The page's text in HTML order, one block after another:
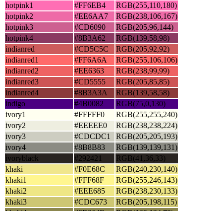
hotpink1
#FF6EB4
RGB(255,110,180)
hotpink2
#EE6AA7
RGB(238,106,167)
hotpink3
#CD6090
RGB(205,96,144)
hotpink4
#8B3A62
RGB(139,58,98)
indianred
#CD5C5C
RGB(205,92,92)
indianred1
#FF6A6A
RGB(255,106,106)
indianred2
#EE6363
RGB(238,99,99)
indianred3
#CD5555
RGB(205,85,85)
indianred4
#8B3A3A
RGB(139,58,58)
indigo
#4B0082
RGB(75,0,130)
ivory1
#FFFFF0
RGB(255,255,240)
ivory2
#EEEEE0
RGB(238,238,224)
ivory3
#CDCDC1
RGB(205,205,193)
ivory4
#8B8B83
RGB(139,139,131)
ivoryblack
#292421
RGB(41,36,33)
khaki
#F0E68C
RGB(240,230,140)
khaki1
#FFF68F
RGB(255,246,143)
khaki2
#EEE685
RGB(238,230,133)
khaki3
#CDC673
RGB(205,198,115)